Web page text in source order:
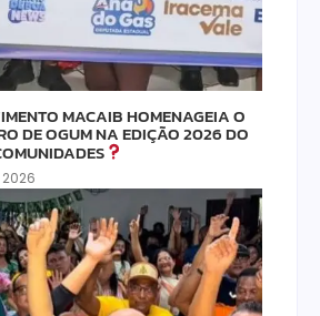
MACAIB HOMENAGEIA O
DE OGUM NA EDIÇÃO 2026 DO